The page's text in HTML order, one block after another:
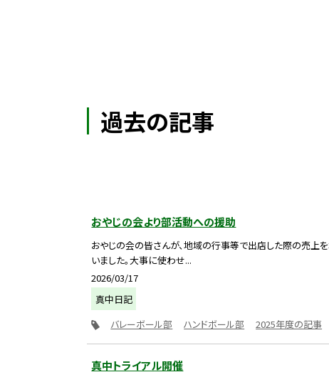
過去の記事
おやじの会より部活動への援助
おやじの会の皆さんが、地域の行事等で出店した際の売上
いました。大事に使わせ...
2026/03/17
真中日記
バレーボール部
ハンドボール部 2025年度の記事
真中トライアル開催